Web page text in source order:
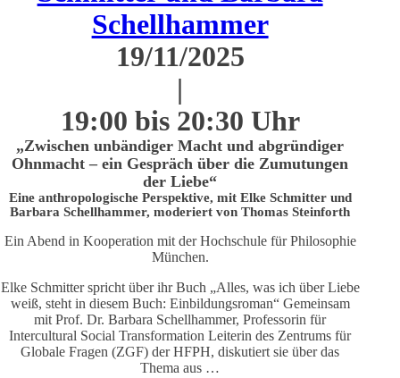
Schellhammer
19/11/2025
|
19:00 bis 20:30 Uhr
„Zwischen unbändiger Macht und abgründiger
Ohnmacht – ein Gespräch über die Zumutungen
der Liebe“
Eine anthropologische Perspektive, mit Elke Schmitter und
Barbara Schellhammer, moderiert von Thomas Steinforth
Ein Abend in Kooperation mit der Hochschule für Philosophie
München.
Elke Schmitter spricht über ihr Buch „Alles, was ich über Liebe
weiß, steht in diesem Buch: Einbildungsroman“ Gemeinsam
mit Prof. Dr. Barbara Schellhammer, Professorin für
Intercultural Social Transformation Leiterin des Zentrums für
Globale Fragen (ZGF) der HFPH, diskutiert sie über das
Thema aus …